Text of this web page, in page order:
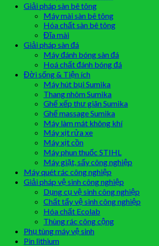
Giải pháp sàn bê tông
Máy mài sàn bê tông
Hóa chất sàn bê tông
Đĩa mài
Giải pháp sàn đá
Máy đánh bóng sàn đá
Hoá chất đánh bóng đá
Đời sống & Tiện ích
Máy hút bụi Sumika
Thang nhôm Sumika
Ghế xếp thư giãn Sumika
Ghế massage Sumika
Máy làm mát không khí
Máy xịt rửa xe
Máy xịt cồn
Máy phun thuốc STIHL
Máy giặt, sấy công nghiệp
Máy quét rác công nghiệp
Giải pháp vệ sinh công nghiệp
Dụng cụ vệ sinh công nghiệp
Chất tẩy vệ sinh công nghiệp
Hóa chất Ecolab
Thùng rác công cộng
Phụ tùng máy vệ sinh
Pin lithium